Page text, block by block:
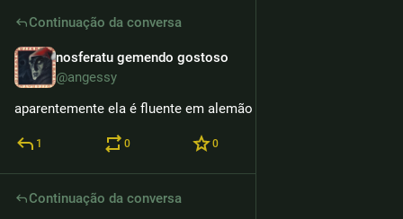
Continuação da conversa
nosferatu gemendo gostoso
@angessy
aparentemente ela é fluente em alemão também
1 0 0
Continuação da conversa